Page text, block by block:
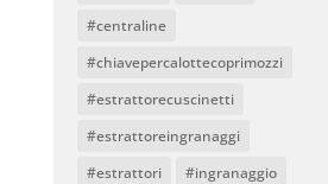
#centraline
#chiavepercalottecoprimozzi
#estrattorecuscinetti
#estrattoreingranaggi
#estrattori
#ingranaggio